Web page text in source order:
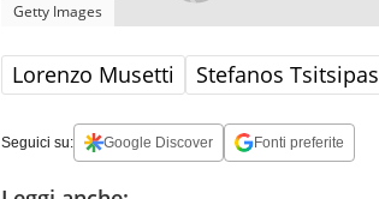
Getty Images
Lorenzo Musetti Stefanos Tsitsipas
Seguici su: Google Discover Fonti preferite